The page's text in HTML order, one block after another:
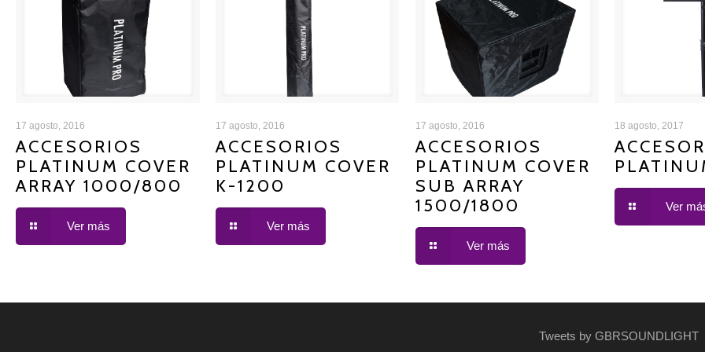
ACCESORIOS PLATINUM
COVER ARRAY 1000/800
17 agosto, 2016
ACCESORIOS
PLATINUM COVER
ARRAY 1000/800
Ver más
ACCESORIOS PLATINUM
COVER K-1200
17 agosto, 2016
ACCESORIOS
PLATINUM COVER
K-1200
Ver más
ACCESORIOS PLATINUM
COVER SUB ARRAY 1500/1800
17 agosto, 2016
ACCESORIOS
PLATINUM COVER
SUB ARRAY
1500/1800
Ver más
18 agosto, 2017
Ver
Tweets by GBRSOUNDLIGHT